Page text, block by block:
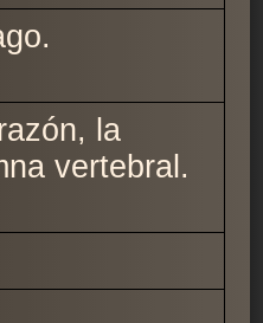
la
vertebral.